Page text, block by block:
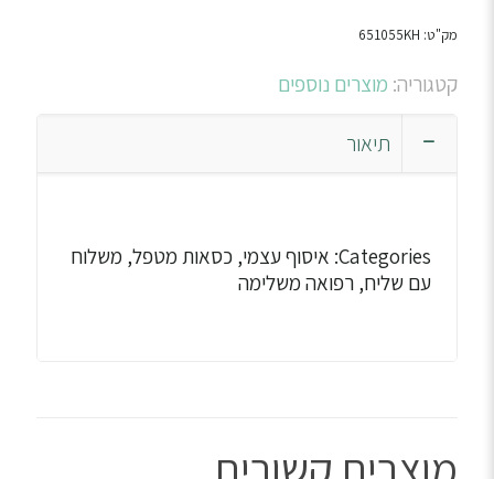
בלי
גב
+
חישוק
39סמ,גובה
סמ,עד
135
מק"ט: 651055KH
קטגוריה: מוצרים נוספים
תיאור
Categories: איסוף עצמי, כסאות מטפל, משלוח
עם שליח, רפואה משלימה
מוצרים קשורים